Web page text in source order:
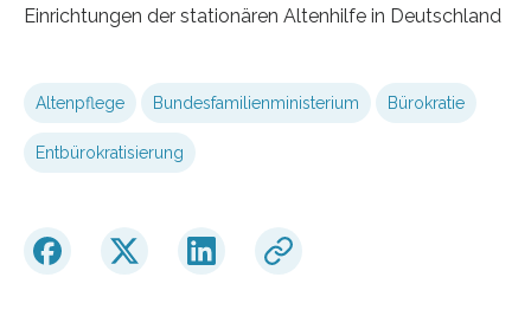
Einrichtungen der stationären Altenhilfe in Deutschland
Altenpflege Bundesfamilienministerium Bürokratie
Entbürokratisierung